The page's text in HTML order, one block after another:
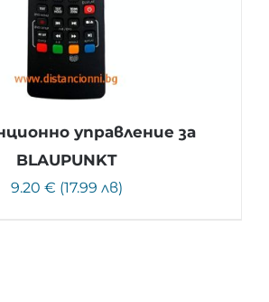
управление за
BLAUPUNKT
9.20 € (17.99 лв)